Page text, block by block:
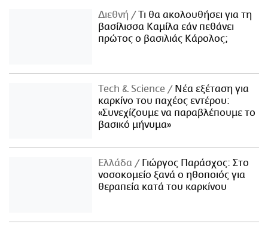
Διεθνή
Τι θα ακολουθήσει για τη
βασίλισσα Καμίλα εάν πεθάνει
πρώτος ο βασιλιάς Κάρολος;
Τech & Science
Νέα εξέταση για
καρκίνο του παχέος εντέρου:
«Συνεχίζουμε να παραβλέπουμε το
βασικό μήνυμα»
Ελλάδα
Γιώργος Παράσχος: Στο
νοσοκομείο ξανά ο ηθοποιός για
θεραπεία κατά του καρκίνου